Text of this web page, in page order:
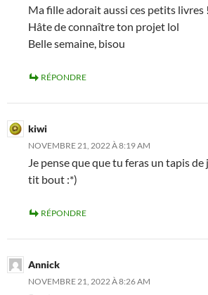
Ma fille adorait aussi ces petits livres !
Hâte de connaître ton projet lol
Belle semaine, bisou
RÉPONDRE
kiwi
NOVEMBRE 21, 2022 À 8:19 AM
Je pense que que tu feras un tapis
tit bout :*)
RÉPONDRE
Annick
NOVEMBRE 21, 2022 À 8:26 AM